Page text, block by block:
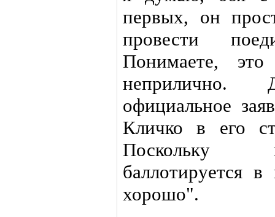
первых, он
провести
Понимаете,
неприлично.
официальное
Кличко в его
Поскольку
баллотируется
хорошо".